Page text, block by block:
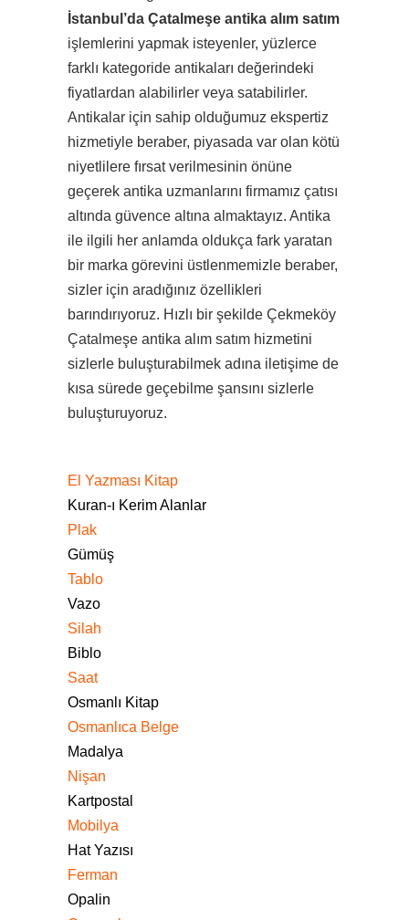
İstanbul’da Çatalmeşe antika alım satım
işlemlerini yapmak isteyenler, yüzlerce
farklı kategoride antikaları değerindeki
fiyatlardan alabilirler veya satabilirler.
Antikalar için sahip olduğumuz ekspertiz
hizmetiyle beraber, piyasada var olan kötü
niyetlilere fırsat verilmesinin önüne
geçerek antika uzmanlarını firmamız çatısı
altında güvence altına almaktayız. Antika
ile ilgili her anlamda oldukça fark yaratan
bir marka görevini üstlenmemizle beraber,
sizler için aradığınız özellikleri
barındırıyoruz. Hızlı bir şekilde Çekmeköy
Çatalmeşe antika alım satım hizmetini
sizlerle buluşturabilmek adına iletişime de
kısa sürede geçebilme şansını sizlerle
buluşturuyoruz.
El Yazması Kitap
Kuran-ı Kerim Alanlar
Plak
Gümüş
Tablo
Vazo
Silah
Biblo
Saat
Osmanlı Kitap
Osmanlıca Belge
Madalya
Nişan
Kartpostal
Mobilya
Hat Yazısı
Ferman
Opalin